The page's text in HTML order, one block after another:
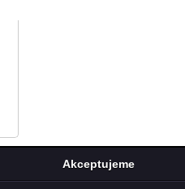
Akceptujeme